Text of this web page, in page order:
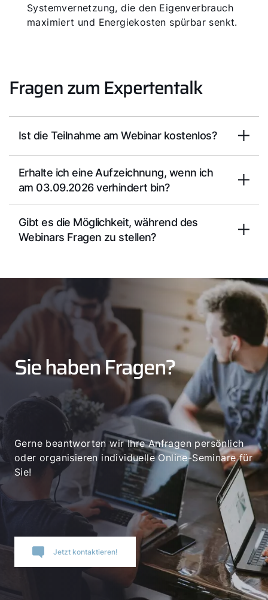
Systemvernetzung, die den Eigenverbrauch
maximiert und Energiekosten spürbar senkt.
Fragen zum Expertentalk
Ist die Teilnahme am Webinar kostenlos?
Erhalte ich eine Aufzeichnung, wenn ich
am 03.09.2026 verhindert bin?
Gibt es die Möglichkeit, während des
Webinars Fragen zu stellen?
Sie haben Fragen?
Gerne beantworten wir Ihre Anfragen persönlich
oder organisieren individuelle Online-Seminare für
Sie!
Jetzt kontaktieren!